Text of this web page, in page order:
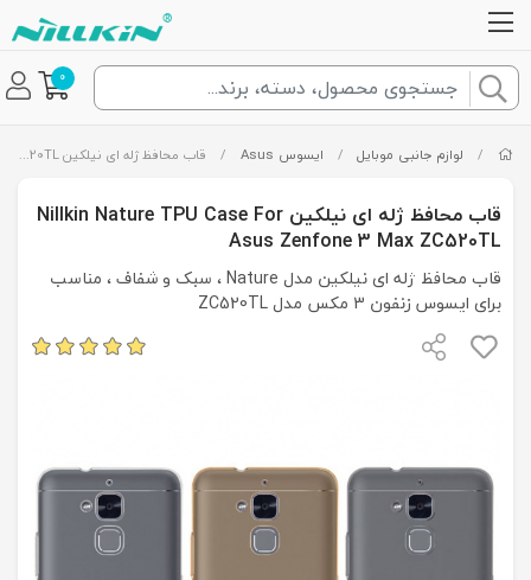
0
/ لوازم جانبی موبایل / ایسوس Asus / قاب محافظ ژله ای نیلکین Nillkin Nature TPU Case For Asus Zenfone 3 Max ZC520TL
قاب محافظ ژله ای نیلکین Nillkin Nature TPU Case For
Asus Zenfone 3 Max ZC520TL
قاب محافظ ژله ای نیلکین مدل Nature ، سبک و شفاف ، مناسب
برای ایسوس زنفون 3 مکس مدل ZC520TL